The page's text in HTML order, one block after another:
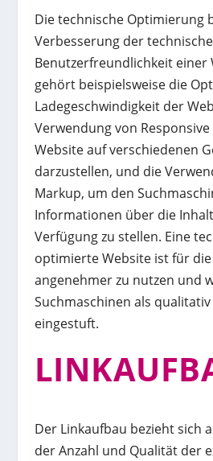
Die technische Optimierung
Verbesserung der
Benutzerfreundlichkeit einer
gehört beispielsweise die
Ladegeschwindigkeit der
Verwendung von
Website auf verschiedenen
darzustellen, und die
Markup, um den
Informationen über die
Verfügung zu stellen. Eine
optimierte Website ist für
angenehmer zu nutzen und
Suchmaschinen als
eingestuft.
Der Linkaufbau bezieht sich
der Anzahl und Qualität der